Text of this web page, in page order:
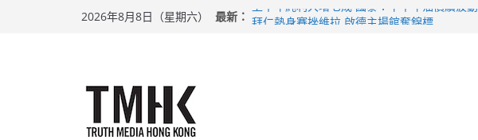
2026年8月8日（星期六） 最新： 上半年純利大增七成 國泰：下半年油價續波動